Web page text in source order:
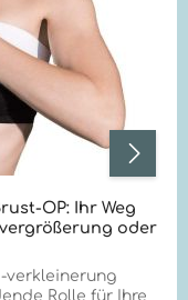
OP: Ihr Weg
oder
verkleinerung
Rolle für Ihre